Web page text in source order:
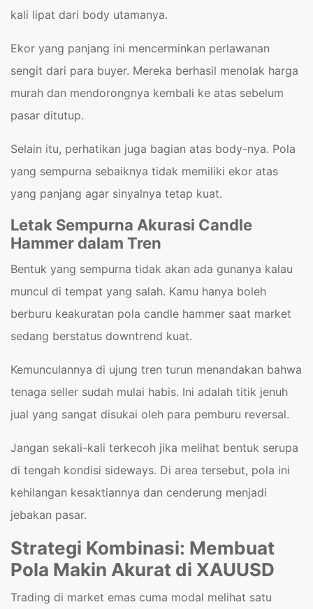
kali lipat dari body utamanya.
Ekor yang panjang ini mencerminkan perlawanan
sengit dari para buyer. Mereka berhasil menolak harga
murah dan mendorongnya kembali ke atas sebelum
pasar ditutup.
Selain itu, perhatikan juga bagian atas body-nya. Pola
yang sempurna sebaiknya tidak memiliki ekor atas
yang panjang agar sinyalnya tetap kuat.
Letak Sempurna Akurasi Candle
Hammer dalam Tren
Bentuk yang sempurna tidak akan ada gunanya kalau
muncul di tempat yang salah. Kamu hanya boleh
berburu keakuratan pola candle hammer saat market
sedang berstatus downtrend kuat.
Kemunculannya di ujung tren turun menandakan bahwa
tenaga seller sudah mulai habis. Ini adalah titik jenuh
jual yang sangat disukai oleh para pemburu reversal.
Jangan sekali-kali terkecoh jika melihat bentuk serupa
di tengah kondisi sideways. Di area tersebut, pola ini
kehilangan kesaktiannya dan cenderung menjadi
jebakan pasar.
Strategi Kombinasi: Membuat
Pola Makin Akurat di XAUUSD
Trading di market emas cuma modal melihat satu